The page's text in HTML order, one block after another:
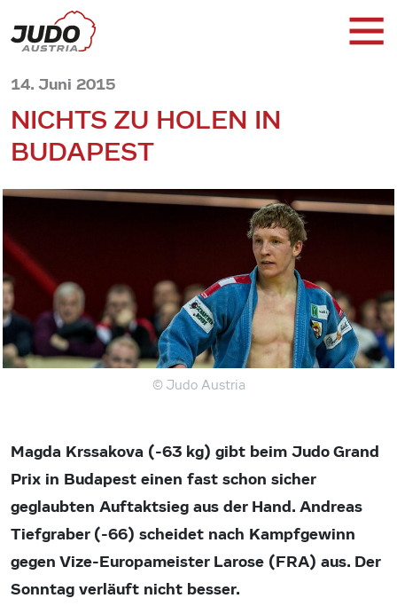
14. Juni 2015
NICHTS ZU HOLEN IN
BUDAPEST
© Judo Austria
Magda Krssakova (-63 kg) gibt beim Judo Grand
Prix in Budapest einen fast schon sicher
geglaubten Auftaktsieg aus der Hand. Andreas
Tiefgraber (-66) scheidet nach Kampfgewinn
gegen Vize-Europameister Larose (FRA) aus. Der
Sonntag verläuft nicht besser.